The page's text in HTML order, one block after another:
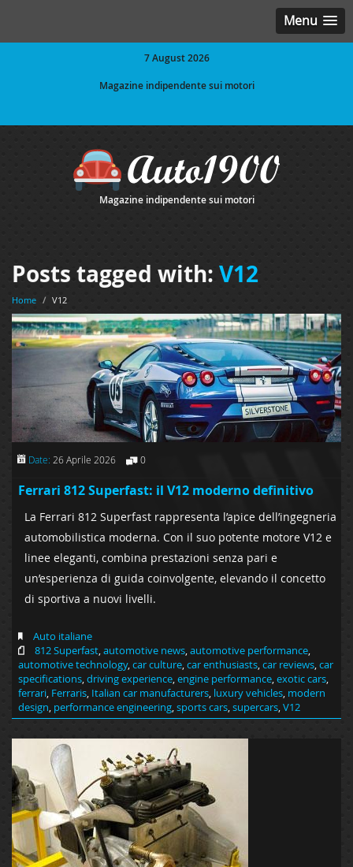
Menu
7 August 2026
Magazine indipendente sui motori
Magazine indipendente sui motori
Posts tagged with: V12
Home / V12
Date: 26 Aprile 2026 0
Ferrari 812 Superfast: il V12 moderno definitivo
La Ferrari 812 Superfast rappresenta l’apice dell’ingegneria
automobilistica moderna. Con il suo potente motore V12 e
linee eleganti, combina prestazioni senza pari e
un’esperienza di guida coinvolgente, elevando il concetto
di sportiva a nuovi livelli.
Auto italiane
812 Superfast,automotive news,automotive performance,
automotive technology,car culture,car enthusiasts,car reviews,car
specifications,driving experience,engine performance,exotic cars,
ferrari, Ferraris, Italian car manufacturers, luxury vehicles, modern
design, performance engineering,sports cars,supercars,V12